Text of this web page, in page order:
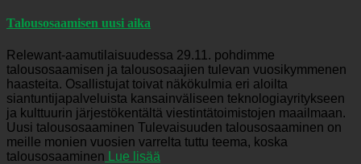
Talousosaamisen uusi aika
Relewant-aamutilaisuudessa 29.11. pohdimme
talousosaamisen ja talousosaajien tulevan vuosikymmenen
haasteita. Osallistujat toivat näkökulmia eri aloilta
siantuntijapalveluista kansainväliseen teknologiayritykseen
ja kulttuurin järjestökentältä viestintätoimistojen maailmaan.
Uusi talousosaaminen Tulevaisuuden talousosaaminen on
meille monien vuosien varrelta tuttu teema, koska
talousosaaminen Lue lisää